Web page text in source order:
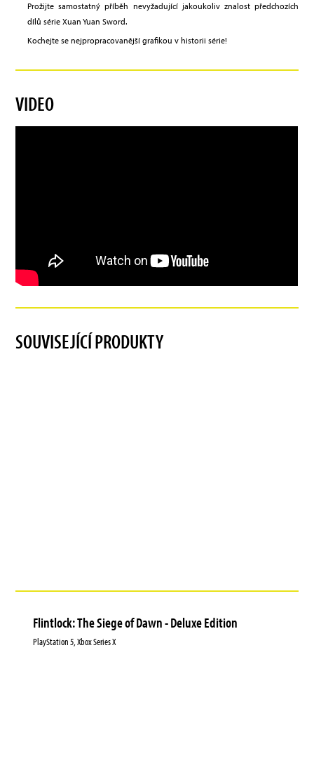
Prožijte samostatný příběh nevyžadující jakoukoliv znalost předchozích
dílů série Xuan Yuan Sword.
Kochejte se nejpropracovanější grafikou v historii série!
VIDEO
SOUVISEJÍCÍ PRODUKTY
Flintlock: The Siege of Dawn - Deluxe Edition
PlayStation 5, Xbox Series X